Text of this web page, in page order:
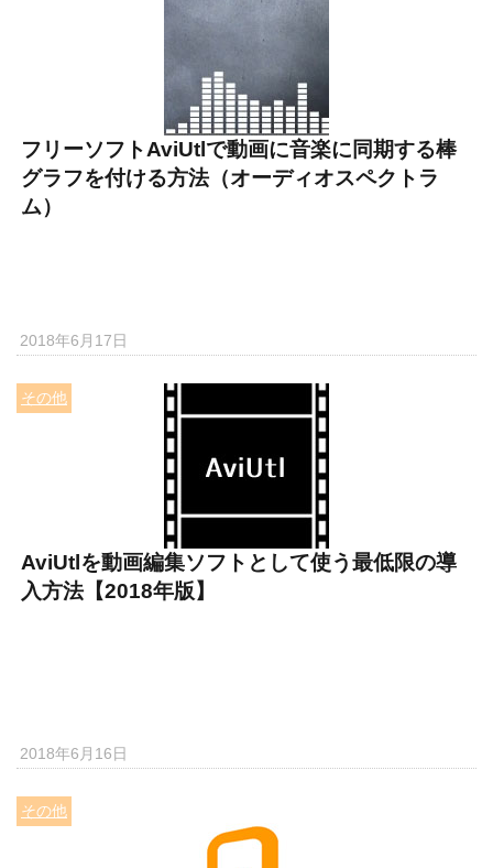
フリーソフトAviUtlで動画に音楽に同期する棒
グラフを付ける方法（オーディオスペクトラ
ム）
2018年6月17日
その他
AviUtlを動画編集ソフトとして使う最低限の導
入方法【2018年版】
2018年6月16日
その他